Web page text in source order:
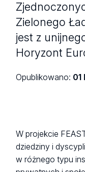
Zielonego
jest z
Horyzont
Opublikowano: 01
W projekcie
dziedziny i
w różnego typu